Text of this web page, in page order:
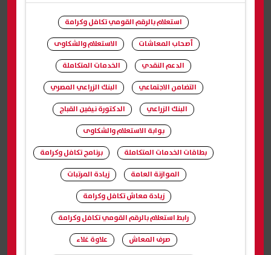
استعلام بالرقم القومي تكافل وكرامة
أصحاب المعاشات
الاستعلام والشكاوى
الدعم النقدي
الخدمات المتكاملة
التضامن الاجتماعي
البنك الزراعي المصري
البنك الزراعي
الدكتورة نيفين القباج
بوابة الاستعلام والشكاوى
بطاقات الخدمات المتكاملة
برنامج تكافل وكرامة
الموازنة العامة
زيادة المرتبات
زيادة معاش تكافل وكرامة
رابط استعلام بالرقم القومي تكافل وكرامة
صرف المعاش
علاوة غلاء